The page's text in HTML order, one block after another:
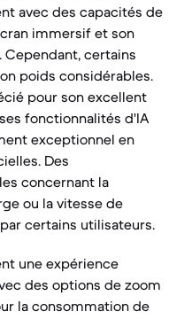
avec des capacités de
immersif et son
certains
poids considérables.
pour son excellent
fonctionnalités d'IA
exceptionnel en
Des
concernant la
ou la vitesse de
certains utilisateurs.
une expérience
des options de zoom
la consommation de